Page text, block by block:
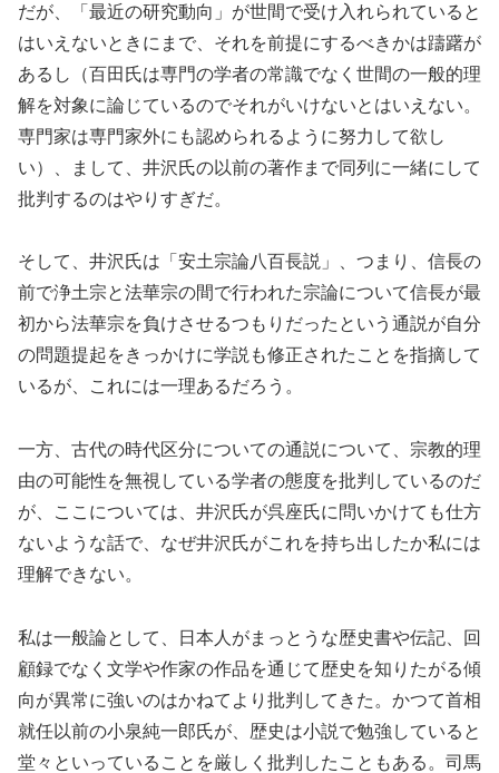
だが、「最近の研究動向」が世間で受け入れられていると
はいえないときにまで、それを前提にするべきかは躊躇が
あるし（百田氏は専門の学者の常識でなく世間の一般的理
解を対象に論じているのでそれがいけないとはいえない。
専門家は専門家外にも認められるように努力して欲し
い）、まして、井沢氏の以前の著作まで同列に一緒にして
批判するのはやりすぎだ。
そして、井沢氏は「安土宗論八百長説」、つまり、信長の
前で浄土宗と法華宗の間で行われた宗論について信長が最
初から法華宗を負けさせるつもりだったという通説が自分
の問題提起をきっかけに学説も修正されたことを指摘して
いるが、これには一理あるだろう。
一方、古代の時代区分についての通説について、宗教的理
由の可能性を無視している学者の態度を批判しているのだ
が、ここについては、井沢氏が呉座氏に問いかけても仕方
ないような話で、なぜ井沢氏がこれを持ち出したか私には
理解できない。
私は一般論として、日本人がまっとうな歴史書や伝記、回
顧録でなく文学や作家の作品を通じて歴史を知りたがる傾
向が異常に強いのはかねてより批判してきた。かつて首相
就任以前の小泉純一郎氏が、歴史は小説で勉強していると
堂々といっていることを厳しく批判したこともある。司馬